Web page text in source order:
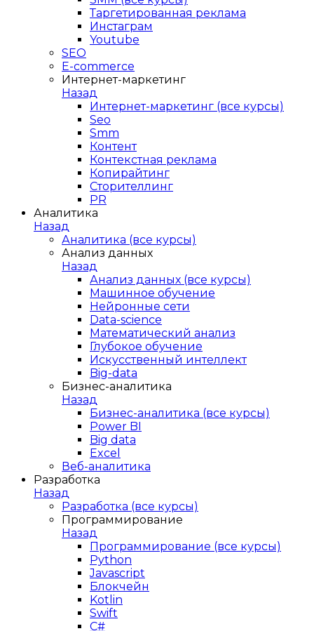
Таргетированная реклама
Инстаграм
Youtube
SEO
E-сommerce
Интернет-маркетинг
Назад
Интернет-маркетинг (все курсы)
Seo
Smm
Контент
Контекстная реклама
Копирайтинг
Сторителлинг
PR
Аналитика
Назад
Аналитика (все курсы)
Анализ данных
Назад
Анализ данных (все курсы)
Машинное обучение
Нейронные сети
Data-science
Математический анализ
Глубокое обучение
Искусственный интеллект
Big-data
Бизнес-аналитика
Назад
Бизнес-аналитика (все курсы)
Power BI
Big data
Excel
Веб-аналитика
Разработка
Назад
Разработка (все курсы)
Программирование
Назад
Программирование (все курсы)
Python
Javascript
Блокчейн
Kotlin
Swift
C#